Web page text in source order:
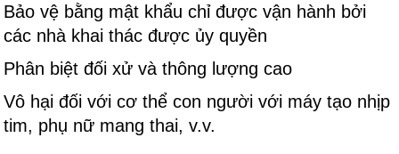
Bảo vệ bằng mật khẩu chỉ được vận hành bởi
các nhà khai thác được ủy quyền
Phân biệt đối xử và thông lượng cao
Vô hại đối với cơ thể con người với máy tạo nhịp
tim, phụ nữ mang thai, v.v.